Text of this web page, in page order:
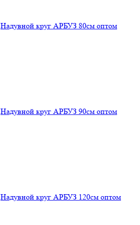
Надувной круг АРБУЗ 80см оптом
Надувной круг АРБУЗ 90см оптом
Надувной круг АРБУЗ 120см оптом